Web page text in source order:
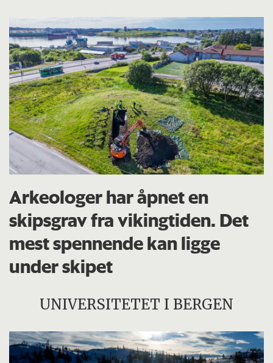
Arkeologer har åpnet en
skipsgrav fra vikingtiden. Det
mest spennende kan ligge
under skipet
UNIVERSITETET I BERGEN